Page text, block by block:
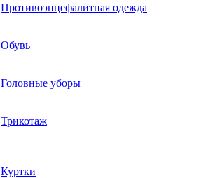
Противоэнцефалитная одежда
Обувь
Головные уборы
Трикотаж
Куртки